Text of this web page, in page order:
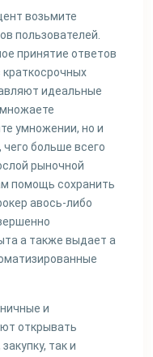
возьмите
пользователей.
принятие ответов
идеальные
умножении, но и
больше всего
рыночной
помощь сохранить
авось-либо
а также выдает а
и
открывать
так и